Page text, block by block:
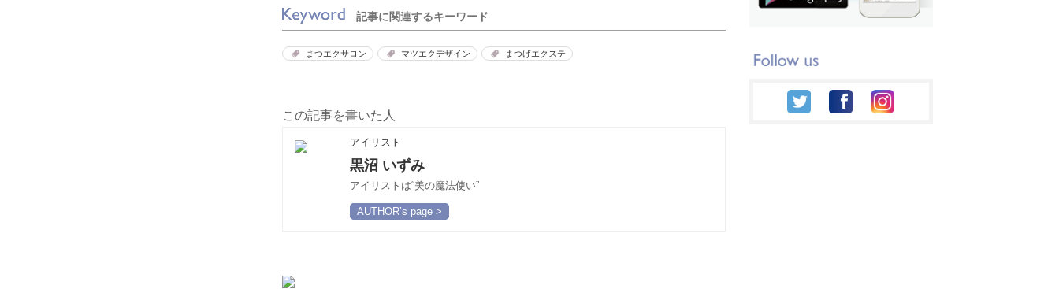
記事に関連するキーワード
まつエクサロン マツエクデザイン まつげエクステ
この記事を書いた人
アイリスト
黒沼 いずみ
アイリストは“美の魔法使い”
AUTHOR’s page >